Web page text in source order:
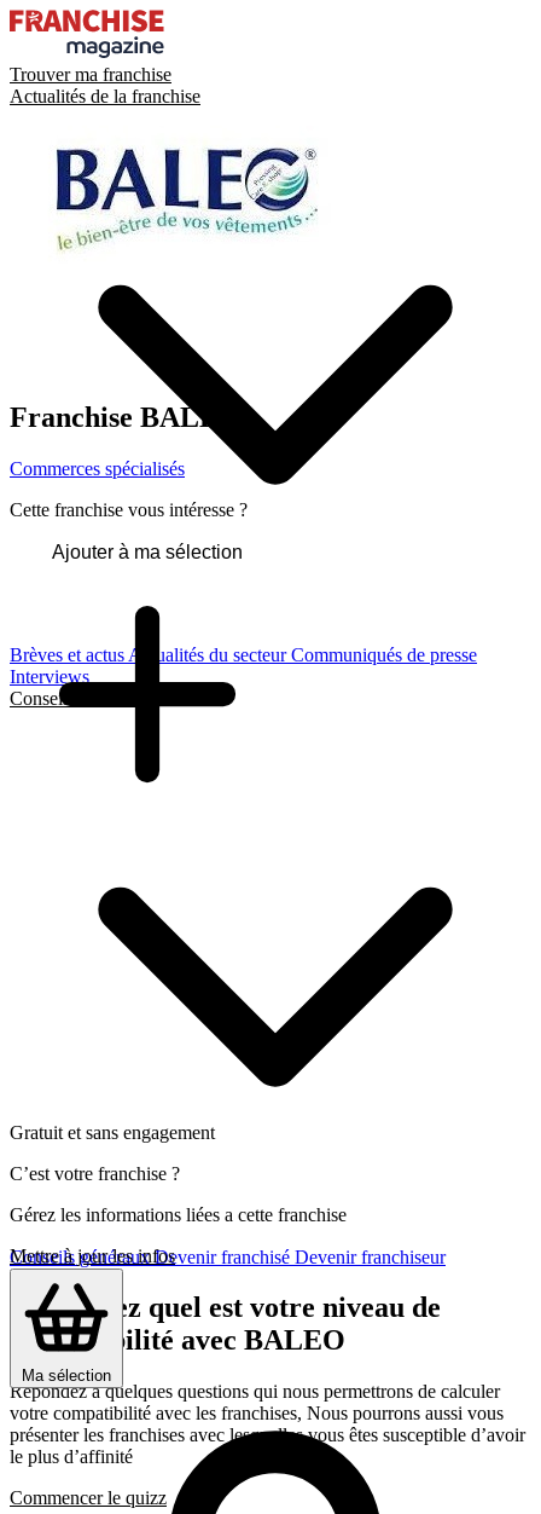
Trouver ma franchise
Actualités de la franchise
Brèves et actus Actualités du secteurCommuniqués de presse
Interviews
Conseils et Guides
Conseils générauxDevenir franchisé Devenir franchiseur
Ma sélection
Franchise BALEO
Commerces spécialisés
Cette franchise vous intéresse ?
Ajouter à ma sélection
Gratuit et sans engagement
C’est votre franchise ?
Gérez les informations liées a cette franchise
Mettre à jour les infos
Découvrez quel est votre niveau de
compatibilité avec BALEO
Répondez a quelques questions qui nous permettrons de calculer
votre compatibilité avec les franchises, Nous pourrons aussi vous
présenter les franchises avec lesquelles vous êtes susceptible d’avoir
le plus d’affinité
Commencer le quizz